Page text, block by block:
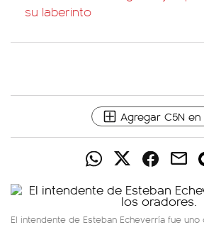
su laberinto
Agregar C5N en
El intendente de Esteban Echeverría fue